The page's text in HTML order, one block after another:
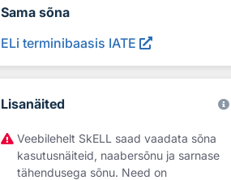
Sama sõna
ELi terminibaasis IATE
Lisanäited
Veebilehelt SkELL saad vaadata sõna
kasutusnäiteid, naabersõnu ja sarnase
tähendusega sõnu. Need on